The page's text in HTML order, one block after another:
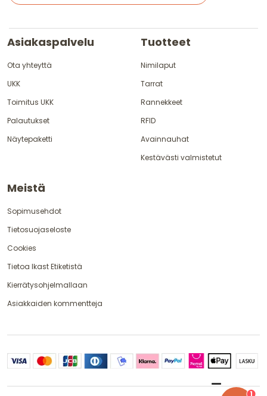
Asiakaspalvelu
Ota yhteyttä
UKK
Toimitus UKK
Palautukset
Näytepaketti
Tuotteet
Nimilaput
Tarrat
Rannekkeet
RFID
Avainnauhat
Kestävästi valmistetut
Meistä
Sopimusehdot
Tietosuojaseloste
Cookies
Tietoa Ikast Etiketistä
Kierrätysohjelmallaan
Asiakkaiden kommentteja
1